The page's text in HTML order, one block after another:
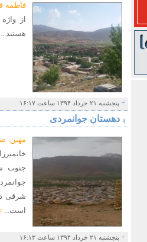
فاطمه
از
هستند...
+ پنجشنبه ۲۱ خرداد ۱۳۹۴ ساعت ۱۶:۱۷
دهستان جوانمردی
مهین
جنوب
است...
+ پنجشنبه ۲۱ خرداد ۱۳۹۴ ساعت ۱۶:۱۳